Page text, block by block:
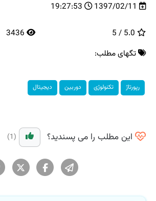
1397/02/11
19:27:53
تگهای مطلب:
رپورتاژ تكنولوژی دوربین دیجیتال
این مطلب را می پسندید؟ (1)